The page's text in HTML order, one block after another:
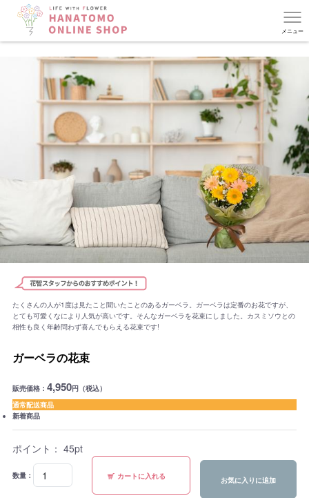
たくさんの人が1度は見たこと聞いたことのあるガーベラ。ガーベラは定番のお花ですが、
とても可愛くなにより人気が高いです。そんなガーベラを花束にしました。カスミソウとの
相性も良く年齢問わず喜んでもらえる花束です!
ガーベラの花束
販売価格： 4,950円（税込）
通常配送商品
新着商品
ポイント： 45pt
数量： カートに入れる お気に入りに追加